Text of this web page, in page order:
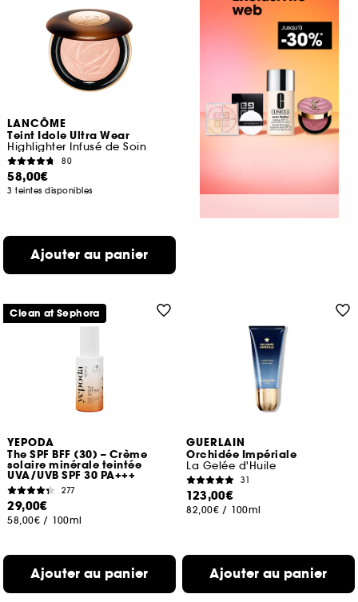
LANCÔME
Teint Idole Ultra Wear
Highlighter Infusé de Soin
80
58,00€
3 teintes disponibles
Ajouter au panier
YEPODA
The SPF BFF (30) – Crème
solaire minérale teintée
UVA/UVB SPF 30 PA+++
277
29,00€
58,00€ / 100ml
Ajouter au panier
Clean at Sephora
GUERLAIN
Orchidée Impériale
La Gelée d'Huile
31
123,00€
82,00€ / 100ml
Ajouter au panier